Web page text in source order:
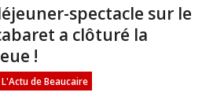
spectacle sur le
a clôturé la
!
L'Actu de Beaucaire